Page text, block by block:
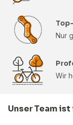
Nur
Wir
Unser Team ist